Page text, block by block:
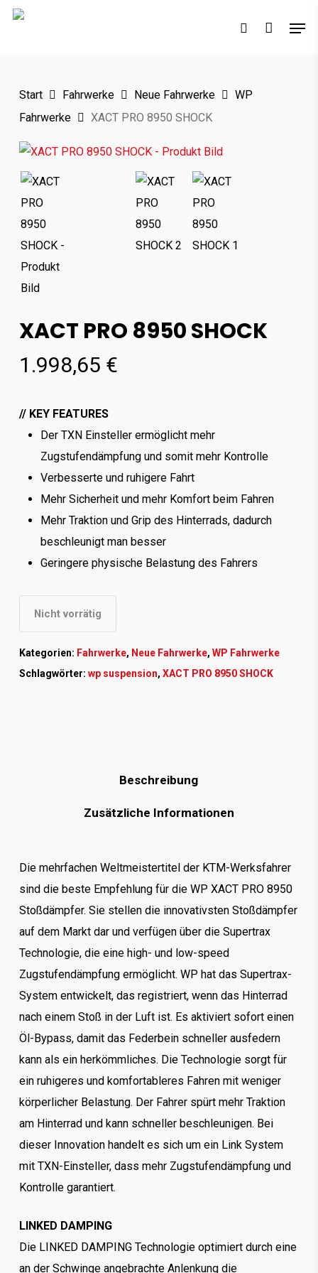
Skip
search
Start Fahrwerke Neue Fahrwerke
WP
Fahrwerke
XACT PRO 8950 SHOCK
XACT PRO 8950 SHOCK
1.998,65 €
// KEY FEATURES
Der TXN Einsteller ermöglicht mehr
Zugstufendämpfung und somit mehr Kontrolle
Verbesserte und ruhigere Fahrt
Mehr Sicherheit und mehr Komfort beim Fahren
Mehr Traktion und Grip des Hinterrads, dadurch
beschleunigt man besser
Geringere physische Belastung des Fahrers
Nicht vorrätig
Kategorien: Fahrwerke, Neue Fahrwerke, WP Fahrwerke
Schlagwörter: wp suspension, XACT PRO 8950 SHOCK
Beschreibung
Zusätzliche Informationen
Die mehrfachen Weltmeistertitel der KTM-Werksfahrer
sind die beste Empfehlung für die WP XACT PRO 8950
Stoßdämpfer. Sie stellen die innovativsten Stoßdämpfer
auf dem Markt dar und verfügen über die Supertrax
Technologie, die eine high- und low-speed
Zugstufendämpfung ermöglicht. WP hat das Supertrax-
System entwickelt, das registriert, wenn das Hinterrad
nach einem Stoß in der Luft ist. Es aktiviert sofort einen
Öl-Bypass, damit das Federbein schneller ausfedern
kann als ein herkömmliches. Die Technologie sorgt für
ein ruhigeres und komfortableres Fahren mit weniger
körperlicher Belastung. Der Fahrer spürt mehr Traktion
am Hinterrad und kann schneller beschleunigen. Bei
dieser Innovation handelt es sich um ein Link System
mit TXN-Einsteller, dass mehr Zugstufendämpfung und
Kontrolle garantiert.
LINKED DAMPING
Die LINKED DAMPING Technologie optimiert durch eine
an der Schwinge angebrachte Anlenkung die